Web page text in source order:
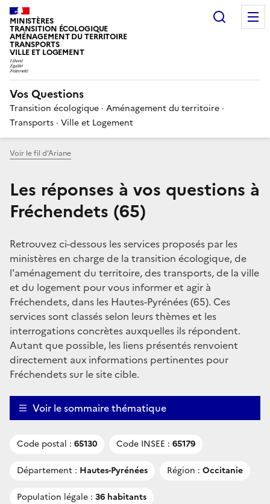
MINISTÈRES
TRANSITION ÉCOLOGIQUE
AMÉNAGEMENT DU TERRITOIRE
TRANSPORTS
VILLE ET LOGEMENT
Vos Questions
Transition écologique · Aménagement du territoire ·
Transports · Ville et Logement
Voir le fil d’Ariane
Les réponses à vos questions à
Fréchendets (65)
Retrouvez ci-dessous les services proposés par les
ministères en charge de la transition écologique, de
l'aménagement du territoire, des transports, de la ville
et du logement pour vous informer et agir à
Fréchendets, dans les Hautes-Pyrénées (65). Ces
services sont classés selon leurs thèmes et les
interrogations concrètes auxquelles ils répondent.
Autant que possible, les liens présentés renvoient
directement aux informations pertinentes pour
Fréchendets sur le site cible.
Voir le sommaire thématique
Code postal : 65130 Code INSEE : 65179
Département : Hautes-Pyrénées Région : Occitanie
Population légale : 36 habitants